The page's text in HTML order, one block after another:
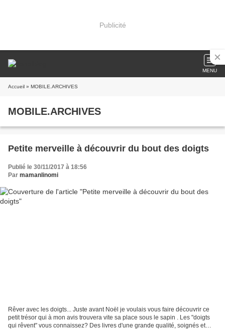
Publicité
MENU
Accueil » MOBILE.ARCHIVES
MOBILE.ARCHIVES
Petite merveille à découvrir du bout des doigts
Publié le 30/11/2017 à 18:56
Par mamanlinomi
Rêver avec les doigts... Juste avant Noël je voulais vous faire découvrir ce
petit trésor qui à mon avis trouvera vite sa place sous le sapin . Les "doigts
qui rêvent" vous connaissez? Des livres d'une grande qualité, soignés et